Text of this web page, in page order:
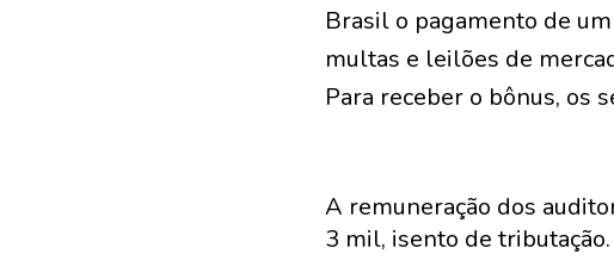
Brasil o pagamento de um
multas e leilões de
Para receber o bônus, os
A remuneração dos
3 mil, isento de